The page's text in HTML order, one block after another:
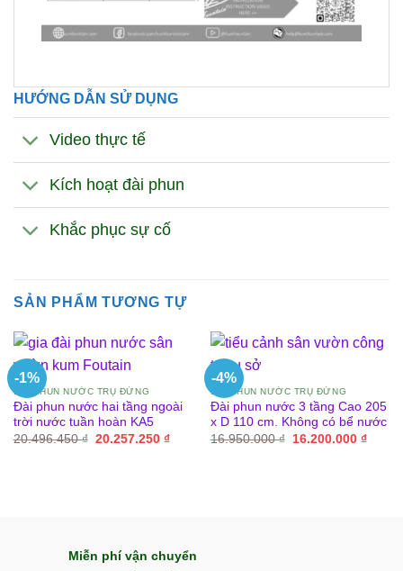
HƯỚNG DẪN SỬ DỤNG
Video thực tế
Kích hoạt đài phun
Khắc phục sự cố
SẢN PHẨM TƯƠNG TỰ
-1%
ĐÀI PHUN NƯỚC TRỤ ĐỨNG
Đài phun nước hai tầng ngoài
trời nước tuần hoàn KA5
20.496.450₫ Giá
20.257.250 ₫Giá
-4%
ĐÀI PHUN NƯỚC TRỤ ĐỨNG
Đài phun nước 3 tầng Cao 205
x D 110 cm. Không có bể nước
16.950.000₫
Giá
16.200.000 ₫Giá
Miễn phí vận chuyển